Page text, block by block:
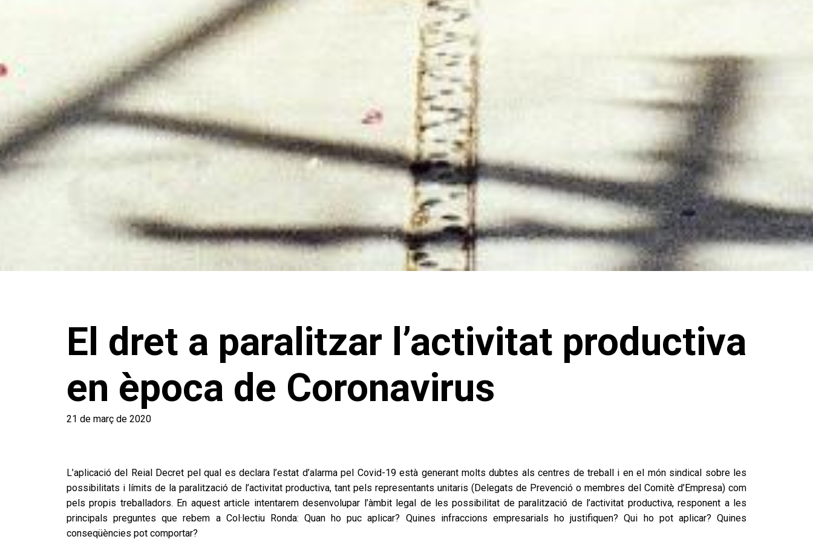
El dret a paralitzar l’activitat productiva
en època de Coronavirus
21 de març de 2020
L’aplicació del Reial Decret pel qual es declara l’estat d’alarma pel Covid-19 està generant molts dubtes als centres de treball i en el món sindical sobre les
possibilitats i límits de la paralització de l’activitat productiva, tant pels representants unitaris (Delegats de Prevenció o membres del Comitè d’Empresa) com
pels propis treballadors. En aquest article intentarem desenvolupar l’àmbit legal de les possibilitat de paralització de l’activitat productiva, responent a les
principals preguntes que rebem a Col·lectiu Ronda: Quan ho puc aplicar? Quines infraccions empresarials ho justifiquen? Qui ho pot aplicar? Quines
conseqüències pot comportar?